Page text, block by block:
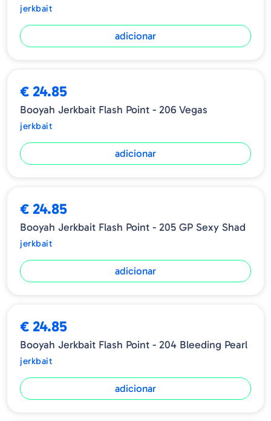
jerkbait
adicionar
€ 24.85
Booyah Jerkbait Flash Point - 206 Vegas
jerkbait
adicionar
€ 24.85
Booyah Jerkbait Flash Point - 205 GP Sexy Shad
jerkbait
adicionar
€ 24.85
Booyah Jerkbait Flash Point - 204 Bleeding Pearl
jerkbait
adicionar